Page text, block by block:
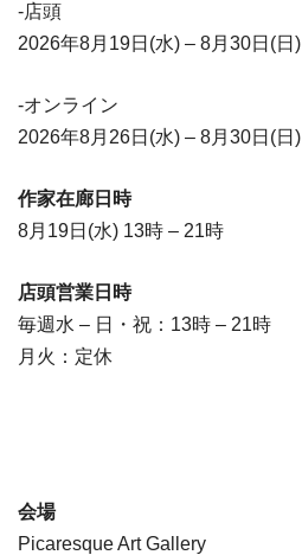
-店頭
2026年8月19日(水) – 8月30日(日)
-オンライン
2026年8月26日(水) – 8月30日(日)
作家在廊日時
8月19日(水) 13時 – 21時
店頭営業日時
毎週水 – 日・祝：13時 – 21時
月火：定休
会場
Picaresque Art Gallery